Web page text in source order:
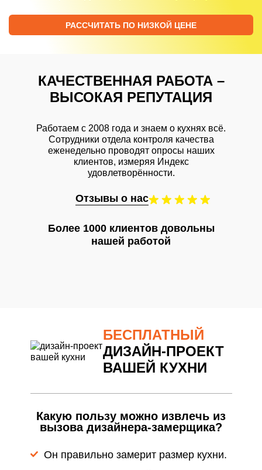
РАССЧИТАТЬ ПО НИЗКОЙ ЦЕНЕ
КАЧЕСТВЕННАЯ РАБОТА –
ВЫСОКАЯ РЕПУТАЦИЯ
Работаем с 2008 года и знаем о кухнях всё.
Сотрудники отдела контроля качества
еженедельно проводят опросы наших
клиентов, измеряя Индекс
удовлетворённости.
Отзывы о нас
Более 1000 клиентов довольны
нашей работой
БЕСПЛАТНЫЙ
ДИЗАЙН-ПРОЕКТ
ВАШЕЙ КУХНИ
Какую пользу можно извлечь из
вызова дизайнера-замерщика?
Он правильно замерит размер кухни.